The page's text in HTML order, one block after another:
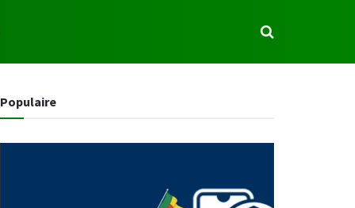
Populaire